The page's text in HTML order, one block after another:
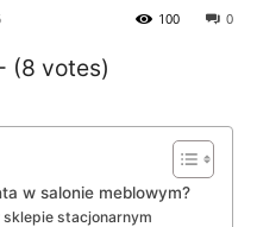
0
100
(8 votes)
w salonie meblowym?
stacjonarnym